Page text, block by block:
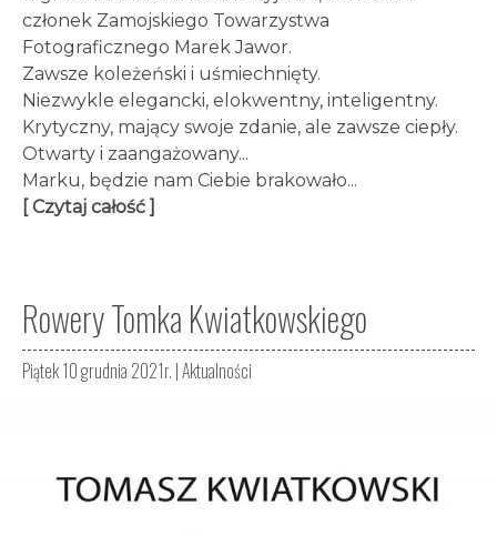
członek Zamojskiego Towarzystwa
Fotograficznego Marek Jawor.
Zawsze koleżeński i uśmiechnięty.
Niezwykle elegancki, elokwentny, inteligentny.
Krytyczny, mający swoje zdanie, ale zawsze ciepły.
Otwarty i zaangażowany...
Marku, będzie nam Ciebie brakowało...
[ Czytaj całość ]
Rowery Tomka Kwiatkowskiego
Piątek 10 grudnia 2021r. |Aktualności